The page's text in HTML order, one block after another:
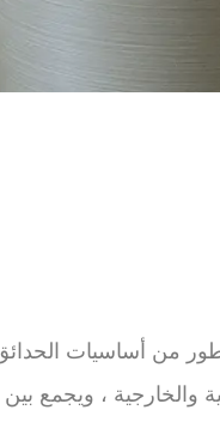
من أساسيات
، ويجمع بين